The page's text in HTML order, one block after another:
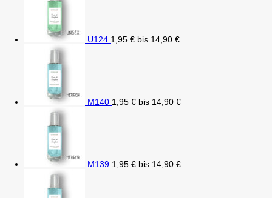
U124 1,95 € bis 14,90 €
M140 1,95 € bis 14,90 €
M139 1,95 € bis 14,90 €